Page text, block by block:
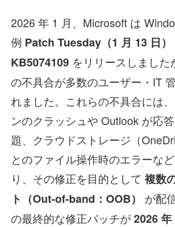
2026 年 1 月、Microsoft は
例 Patch Tuesday（1 月 13 日）
KB5074109をリリースしました
の不具合が多数のユーザー・IT
れました。これらの不具合には
ンのクラッシュや Outlook が応
題、クラウドストレージ（
とのファイル操作時のエラーな
り、その修正を目的として 複数
ト（Out-of-band：OOB）
が配
の最終的な修正パッチが2026